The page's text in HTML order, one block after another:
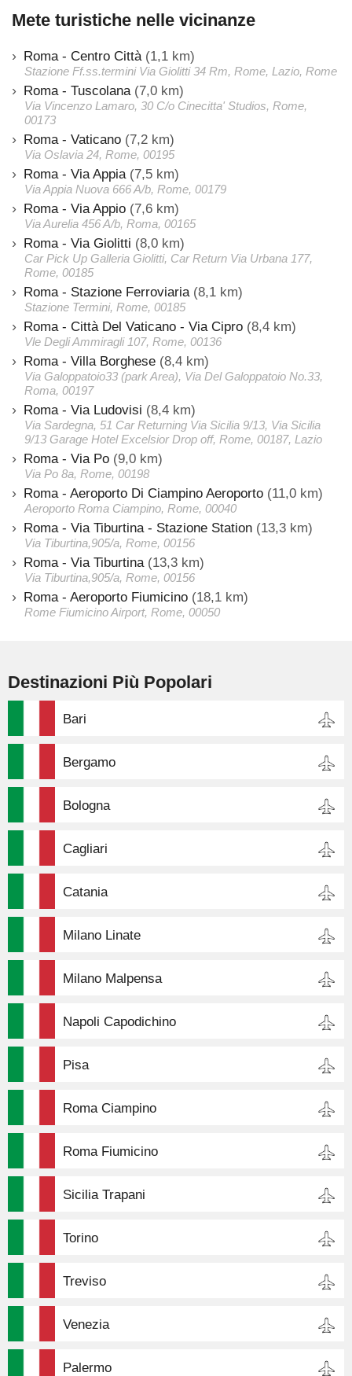
Mete turistiche nelle vicinanze
Roma - Centro Città (1,1 km)
Stazione Ff.ss.termini Via Giolitti 34 Rm, Rome, Lazio, Rome
Roma - Tuscolana (7,0 km)
Via Vincenzo Lamaro, 30 C/o Cinecitta' Studios, Rome,
00173
Roma - Vaticano (7,2 km)
Via Oslavia 24, Rome, 00195
Roma - Via Appia (7,5 km)
Via Appia Nuova 666 A/b, Rome, 00179
Roma - Via Appio (7,6 km)
Via Aurelia 456 A/b, Roma, 00165
Roma - Via Giolitti (8,0 km)
Car Pick Up Galleria Giolitti, Car Return Via Urbana 177,
Rome, 00185
Roma - Stazione Ferroviaria (8,1 km)
Stazione Termini, Rome, 00185
Roma - Città Del Vaticano - Via Cipro (8,4 km)
Vle Degli Ammiragli 107, Rome, 00136
Roma - Villa Borghese (8,4 km)
Via Galoppatoio33 (park Area), Via Del Galoppatoio No.33,
Roma, 00197
Roma - Via Ludovisi (8,4 km)
Via Sardegna, 51 Car Returning Via Sicilia 9/13, Via Sicilia
9/13 Garage Hotel Excelsior Drop off, Rome, 00187, Lazio
Roma - Via Po (9,0 km)
Via Po 8a, Rome, 00198
Roma - Aeroporto Di Ciampino Aeroporto (11,0 km)
Aeroporto Roma Ciampino, Rome, 00040
Roma - Via Tiburtina - Stazione Station (13,3 km)
Via Tiburtina,905/a, Rome, 00156
Roma - Via Tiburtina (13,3 km)
Via Tiburtina,905/a, Rome, 00156
Roma - Aeroporto Fiumicino (18,1 km)
Rome Fiumicino Airport, Rome, 00050
Destinazioni Più Popolari
Bari
Bergamo
Bologna
Cagliari
Catania
Milano Linate
Milano Malpensa
Napoli Capodichino
Pisa
Roma Ciampino
Roma Fiumicino
Sicilia Trapani
Torino
Treviso
Venezia
Palermo